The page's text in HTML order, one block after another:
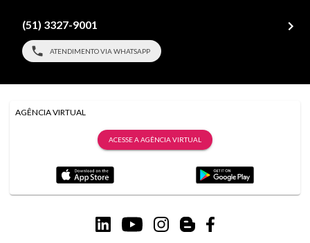
(51) 3327-9001
ATENDIMENTO VIA WHATSAPP
AGÊNCIA VIRTUAL
ACESSE A AGÊNCIA VIRTUAL